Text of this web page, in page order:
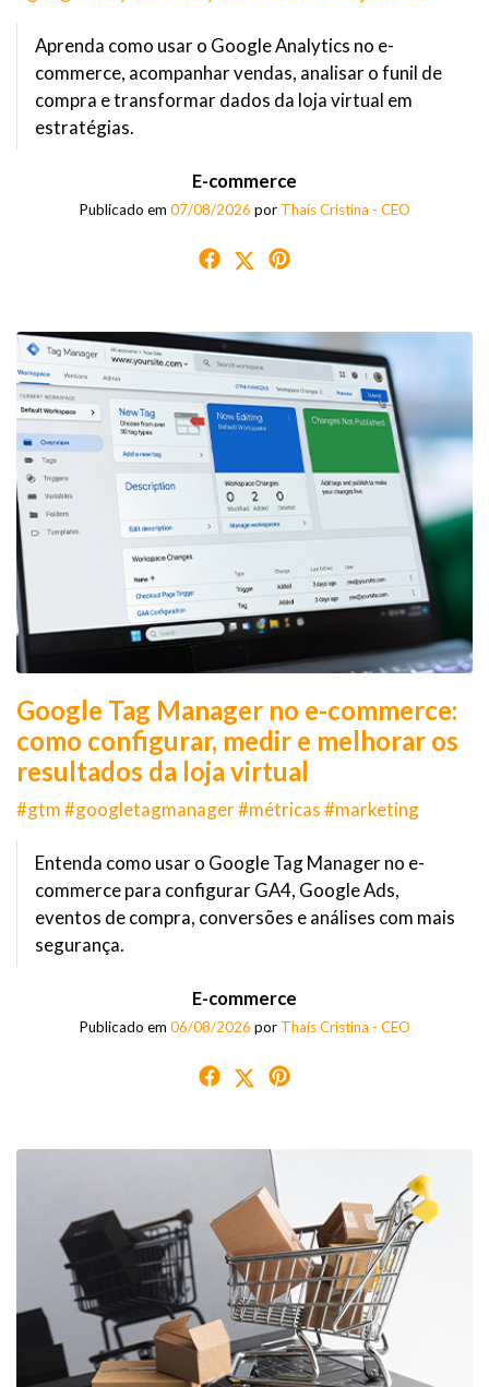
Aprenda como usar o Google Analytics no e-
commerce, acompanhar vendas, analisar o funil de
compra e transformar dados da loja virtual em
estratégias.
E-commerce
Publicado em 07/08/2026 por Thaís Cristina - CEO
Google Tag Manager no e-commerce:
como configurar, medir e melhorar os
resultados da loja virtual
#gtm #googletagmanager #métricas #marketing
Entenda como usar o Google Tag Manager no e-
commerce para configurar GA4, Google Ads,
eventos de compra, conversões e análises com mais
segurança.
E-commerce
Publicado em 06/08/2026 por Thaís Cristina - CEO